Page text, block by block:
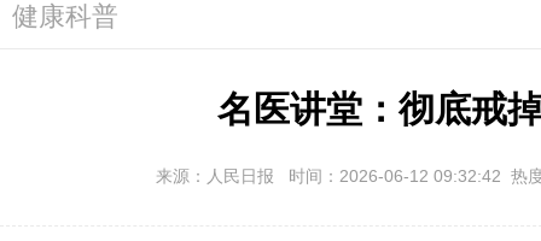
健康科普
名医讲堂：彻底戒
来源：人民日报 时间：2026-06-12 09:32:42 热